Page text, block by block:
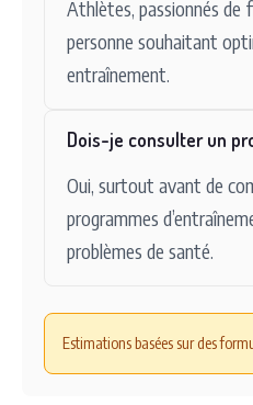
Athlètes, passionnés
personne souhaitant
entraînement.
Dois-je consulter un
Oui, surtout avant de
programmes
problèmes de santé.
Estimations basées sur des